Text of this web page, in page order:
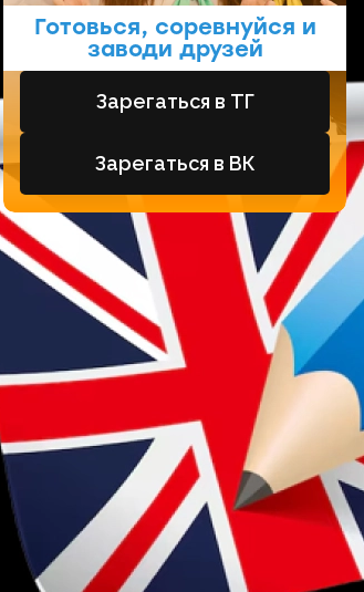
Готовься, соревнуйся и
заводи друзей
Зарегаться в ТГ
Зарегаться в ВК